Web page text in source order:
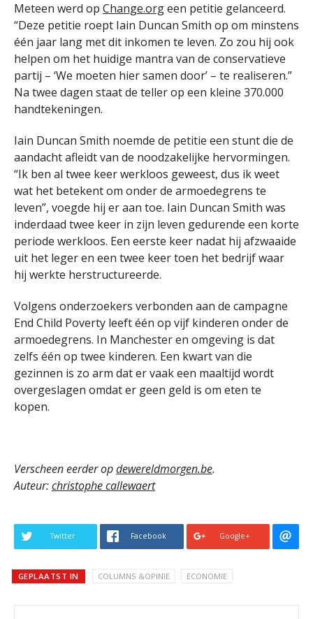
Meteen werd op Change.orgeen petitie gelanceerd.
“Deze petitie roept Iain Duncan Smith op om minstens
één jaar lang met dit inkomen te leven. Zo zou hij ook
helpen om het huidige mantra van de conservatieve
partij – ‘We moeten hier samen door’ – te realiseren.”
Na twee dagen staat de teller op een kleine 370.000
handtekeningen.
Iain Duncan Smith noemde de petitie een stunt die de
aandacht afleidt van de noodzakelijke hervormingen.
“Ik ben al twee keer werkloos geweest, dus ik weet
wat het betekent om onder de armoedegrens te
leven”, voegde hij er aan toe. Iain Duncan Smith was
inderdaad twee keer in zijn leven gedurende een korte
periode werkloos. Een eerste keer nadat hij afzwaaide
uit het leger en een twee keer toen het bedrijf waar
hij werkte herstructureerde.
Volgens onderzoekers verbonden aan de campagne
End Child Poverty leeft één op vijf kinderen onder de
armoedegrens. In Manchester en omgeving is dat
zelfs één op twee kinderen. Een kwart van die
gezinnen is zo arm dat er vaak een maaltijd wordt
overgeslagen omdat er geen geld is om eten te
kopen.
Verscheen eerder opdewereldmorgen.be.
Auteur:christophe callewaert
Twitter Facebook Google+
GEPLAATST IN COLUMNS &OPINIE ECONOMIE